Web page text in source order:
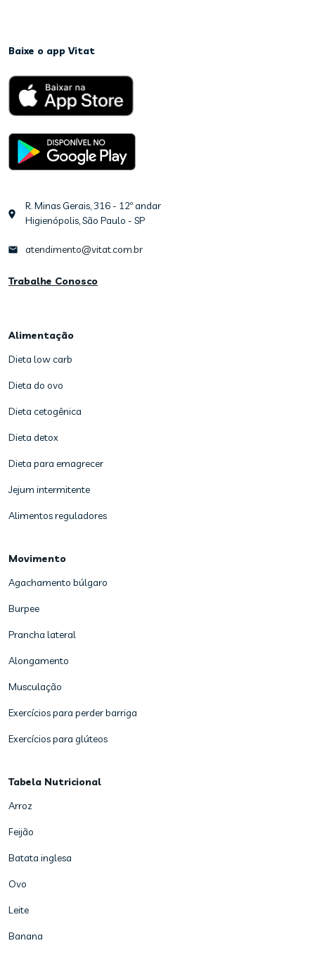
Baixe o app Vitat
R. Minas Gerais, 316 - 12º andar
Higienópolis, São Paulo - SP
atendimento@vitat.com.br
Trabalhe Conosco
Alimentação
Dieta low carb
Dieta do ovo
Dieta cetogênica
Dieta detox
Dieta para emagrecer
Jejum intermitente
Alimentos reguladores
Movimento
Agachamento búlgaro
Burpee
Prancha lateral
Alongamento
Musculação
Exercícios para perder barriga
Exercícios para glúteos
Tabela Nutricional
Arroz
Feijão
Batata inglesa
Ovo
Leite
Banana